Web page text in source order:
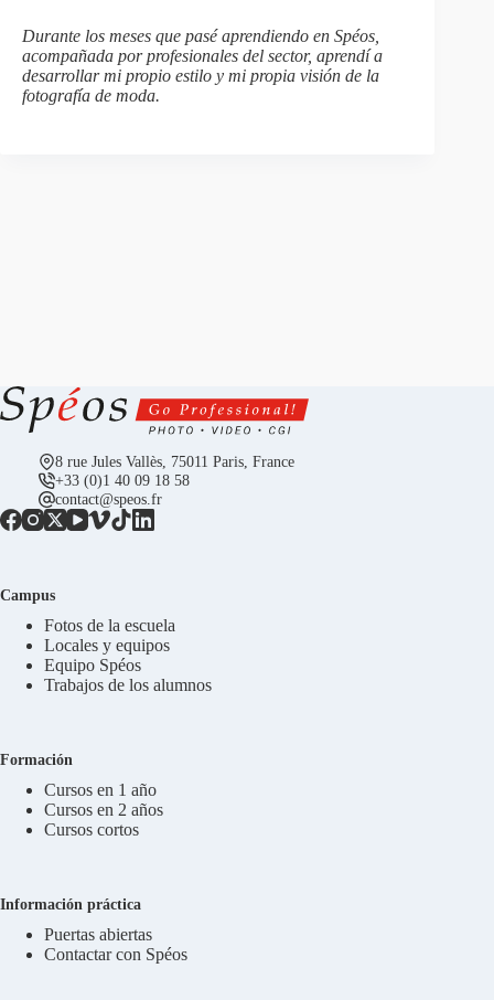
Durante los meses que pasé aprendiendo en Spéos,
acompañada por profesionales del sector, aprendí a
desarrollar mi propio estilo y mi propia visión de la
fotografía de moda.
8 rue Jules Vallès, 75011 Paris, France
+33 (0)1 40 09 18 58
contact@speos.fr
Campus
Fotos de la escuela
Locales y equipos
Equipo Spéos
Trabajos de los alumnos
Formación
Cursos en 1 año
Cursos en 2 años
Cursos cortos
Información práctica
Puertas abiertas
Contactar con Spéos